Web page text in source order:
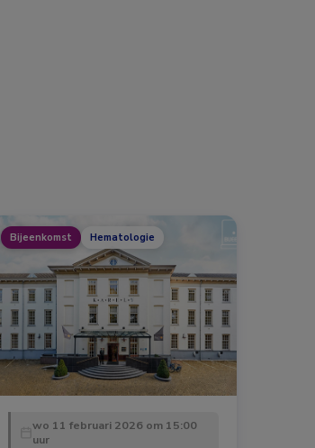
Bijeenkomst Hematologie
wo 11 februari 2026 om 15:00
uur